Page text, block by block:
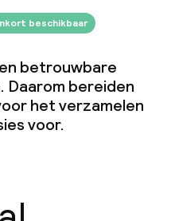
beschikbaar
betrouwbare
Daarom bereiden
het verzamelen
voor.